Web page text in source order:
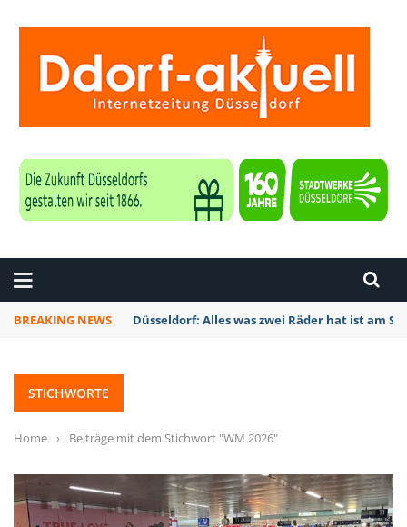
BREAKING NEWS Düsseldorf: Alles was zwei Räder hat ist am
STICHWORTE
Home › Beiträge mit dem Stichwort "WM 2026"